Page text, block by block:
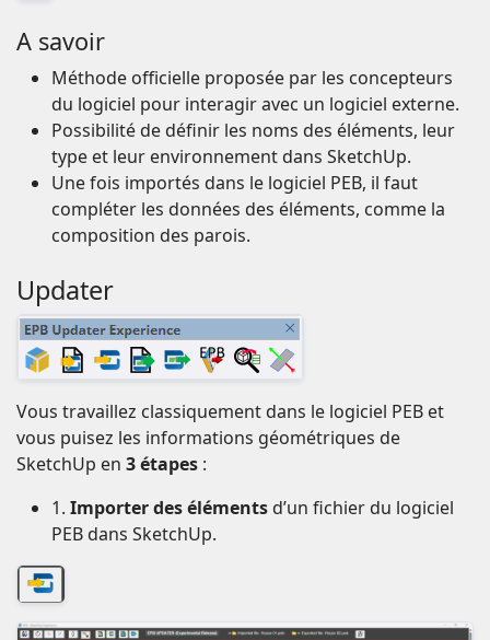
A savoir
Méthode officielle proposée par les concepteurs
du logiciel pour interagir avec un logiciel externe.
Possibilité de définir les noms des éléments, leur
type et leur environnement dans SketchUp.
Une fois importés dans le logiciel PEB, il faut
compléter les données des éléments, comme la
composition des parois.
Updater
Vous travaillez classiquement dans le logiciel PEB et
vous puisez les informations géométriques de
SketchUp en 3 étapes :
1. Importer des éléments d’un fichier du logiciel
PEB dans SketchUp.